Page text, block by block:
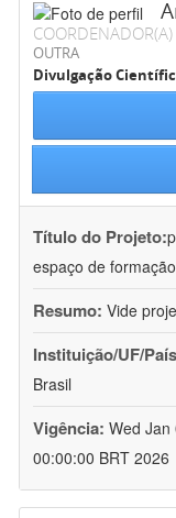
COORDENADOR(A)
OUTRA
Divulgação
Título do Projeto:
espaço de
Resumo: Vide
Instituição/UF/
Brasil
Vigência: Wed Jan
00:00:00 BRT 2026